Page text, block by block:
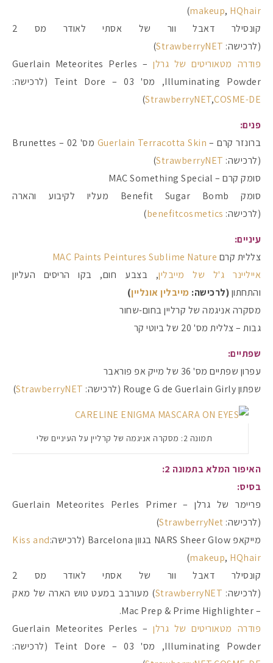
makeup, HQhair
)
קונסילר דאבל וור של אסתי לאודר מס 2
(לרכישה: StrawberryNET
)
פודרה מטאוריטים של גרלן
– Guerlain Meteorites Perles
Illuminating Powder, מס' 03 – Teint Dore (לרכישה:
StrawberryNET,COSME-DE
)
פנים:
ברונזר קרם –Guerlain Terracotta Skin
מס' 02 – Brunettes
(לרכישה: StrawberryNET
)
סומק קרם – MAC Something Special
סומק Benefit Sugar Bomb מעליו לקיבוע והארה
(לרכישה: benefitcosmetics
)
עיניים:
צללית קרם MAC Paints Peintures Sublime Nature
אייליינר ג'ל של מייבלין, בצבע חום, בקו הריסים העליון
והתחתון(לרכישה: מייבלין אונליין)
מסקרה אניגמה של קרליין בחום-שחור
גבות – צללית מס' 20 של ביוטי קר
שפתיים:
עפרון שפתיים מס' 36 של מייק אפ פוראבר
שפתון Rouge G de Guerlain Girly (לרכישה:
StrawberryNET
)
תמונה 2: מסקרה אניגמה של קרליין על העיניים שלי
האיפור המלא בתמונה 2:
בסיס:
פריימר של גרלן – Guerlain Meteorites Perles Primer
(לרכישה: StrawberryNet
)
מייקאפ NARS Sheer Glow בגוון Barcelona (לרכישה:
Kiss and
makeup, HQhair
)
קונסילר דאבל וור של אסתי לאודר מס 2
(לרכישה: StrawberryNET) מעורבב במעט טוש הארה של מאק
– Mac Prep & Prime Highlighter.
פודרה מטאוריטים של גרלן
– Guerlain Meteorites Perles
Illuminating Powder, מס' 03 – Teint Dore (לרכישה: